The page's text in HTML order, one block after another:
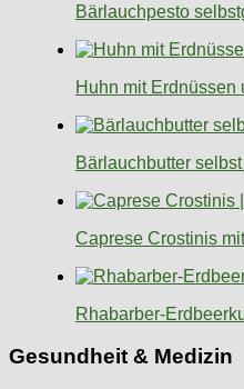
Bärlauchpesto
Huhn mit Erdnüssen
Bärlauchbutter
Caprese Crostinis
Rhabarber-
Gesundheit & Medizin